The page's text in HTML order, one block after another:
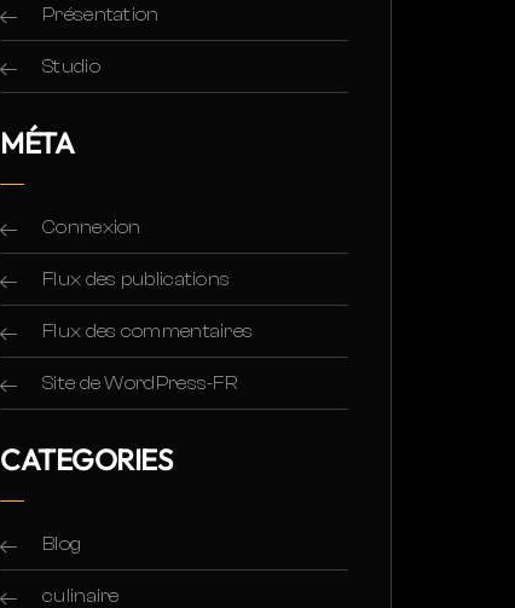
Présentation
Studio
MÉTA
Connexion
Flux des publications
Flux des commentaires
Site de WordPress-FR
CATEGORIES
Blog
culinaire